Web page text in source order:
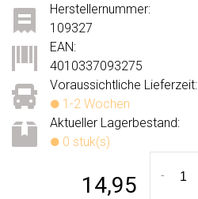
Voraussichtliche Lieferzeit:
1-2 Wochen
Aktueller Lagerbestand:
0 stuk(s)
Herstellernummer:
109327
EAN:
4010337093275
14,95 -